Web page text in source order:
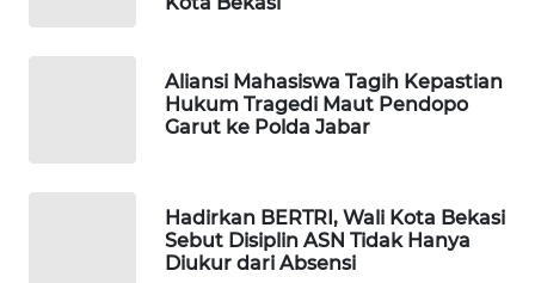
Aliansi Mahasiswa Tagih Kepastian
Hukum Tragedi Maut Pendopo
Garut ke Polda Jabar
Hadirkan BERTRI, Wali Kota Bekasi
Sebut Disiplin ASN Tidak Hanya
Diukur dari Absensi
MARITIM